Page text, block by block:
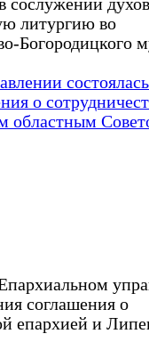
литургию во
Богородицкого
состоялась
о
областным
соглашения о
епархией и